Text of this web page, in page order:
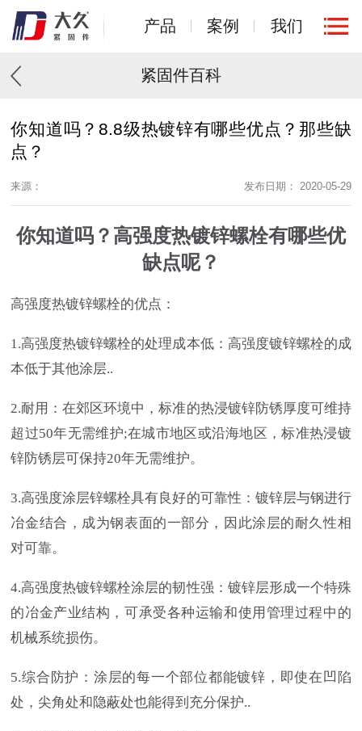
产品 案例 我们
紧固件百科
你知道吗？8.8级热镀锌有哪些优点？那些缺
点？
来源： 发布日期： 2020-05-29
你知道吗？ 高强度热镀锌螺栓有哪些优
缺点呢？
高强度热镀锌螺栓的优点：
1.高强度热镀锌螺栓的处理成本低：高强度镀锌螺栓的成
本低于其他涂层..
2.耐用：在郊区环境中，标准的热浸镀锌防锈厚度可维持
超过50年无需维护;在城市地区或沿海地区，标准热浸镀
锌防锈层可保持20年无需维护。
3.高强度涂层锌螺栓具有良好的可靠性：镀锌层与钢进行
冶金结合，成为钢表面的一部分，因此涂层的耐久性相
对可靠。
4.高强度热镀锌螺栓涂层的韧性强：镀锌层形成一个特殊
的冶金产业结构，可承受各种运输和使用管理过程中的
机械系统损伤。
5.综合防护：涂层的每一个部位都能镀锌，即使在凹陷
处，尖角处和隐蔽处也能得到充分保护..